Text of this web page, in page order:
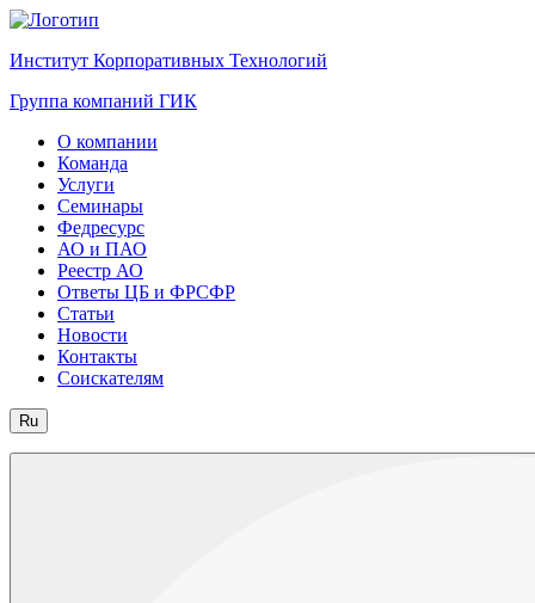
Институт Корпоративных Технологий
Группа компаний ГИК
О компании
Команда
Услуги
Семинары
Федресурс
АО и ПАО
Реестр АО
Ответы ЦБ и ФРСФР
Статьи
Новости
Контакты
Соискателям
Ru